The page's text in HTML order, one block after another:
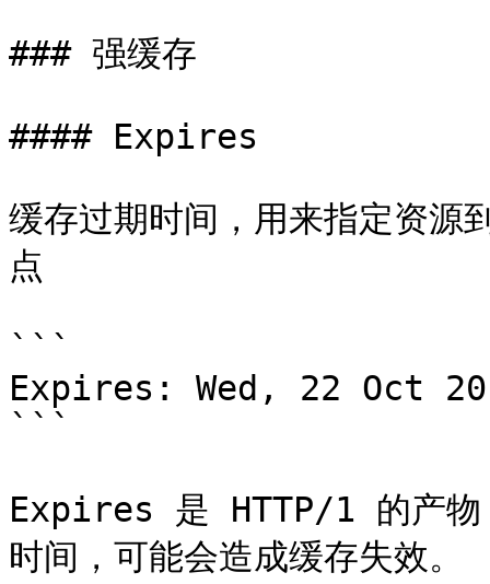
### 强缓存
#### Expires
缓存过期时间，用来指定资源
点
```
Expires: Wed, 22 Oct
```
Expires 是 HTTP/1 的产物
时间，可能会造成缓存失效。